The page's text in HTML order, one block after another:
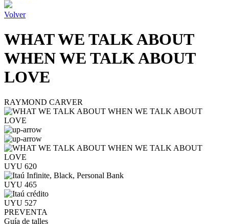
Volver
WHAT WE TALK ABOUT
WHEN WE TALK ABOUT
LOVE
RAYMOND CARVER
UYU 620
UYU 465
UYU 527
PREVENTA
Guía de talles